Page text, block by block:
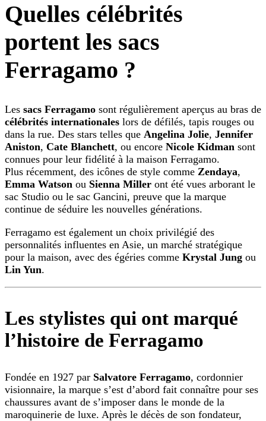
Quelles célébrités
portent les sacs
Ferragamo ?
Les sacs Ferragamo sont régulièrement aperçus au bras de
célébrités internationales lors de défilés, tapis rouges ou
dans la rue. Des stars telles que Angelina Jolie, Jennifer
Aniston, Cate Blanchett, ou encore Nicole Kidman sont
connues pour leur fidélité à la maison Ferragamo.
Plus récemment, des icônes de style comme Zendaya,
Emma Watson ou Sienna Miller ont été vues arborant le
sac Studio ou le sac Gancini, preuve que la marque
continue de séduire les nouvelles générations.
Ferragamo est également un choix privilégié des
personnalités influentes en Asie, un marché stratégique
pour la maison, avec des égéries comme Krystal Jung ou
Lin Yun.
Les stylistes qui ont marqué
l’histoire de Ferragamo
Fondée en 1927 par Salvatore Ferragamo, cordonnier
visionnaire, la marque s’est d’abord fait connaître pour ses
chaussures avant de s’imposer dans le monde de la
maroquinerie de luxe. Après le décès de son fondateur,